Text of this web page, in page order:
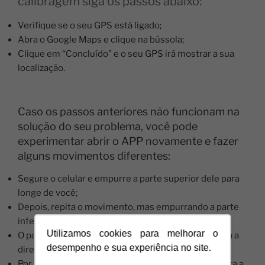
Utilizamos cookies para melhorar o
desempenho e sua experiência no site.
Verifique se o seu GPS está ligado;
Abra o Google Maps e clique na bússola;
Clique em “Concluído” e o seu GPS irá mostrar a sua
localização.
Caso os passos anteriores não funcionam na
solução do seu problema, você pode
experimentar abrir o APP novamente e fazer
alguns movimentos diferentes:
Segure o celular e empurre a parte superior dele para
longe de você;
Depois, repita o movimento, mas empurrando a parte
inferior;
O passo seguinte é segurar o aparelho e virá-lo para a
direita e para a esquerda, movendo o pulso;